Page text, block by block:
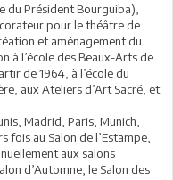
Président Bourguiba),
pour le théâtre de
et aménagement du
à l’école des Beaux-Arts de
de 1964, à l’école du
aux Ateliers d’Art Sacré, et
Madrid, Paris, Munich,
fois au Salon de l’Estampe,
aux salons
d’Automne, le Salon des